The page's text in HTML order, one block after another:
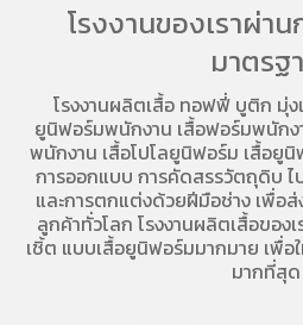
โรงงานของเราผ่า
มาตรฐ
โรงงานผลิตเสื้อ ทอฟฟี่ บูติก มุ่ง
ยูนิฟอร์มพนักงาน เสื้อฟอร์มพนักง
พนักงาน เสื้อโปโลยูนิฟอร์ม เสื้อยู
การออกแบบ การคัดสรรวัตถุดิบ ไ
และการตกแต่งด้วยฝีมือช่าง เพื่อ
ลูกค้าทั่วโลก โรงงานผลิตเสื้อของเ
เชิ้ต แบบเสื้อยูนิฟอร์มมากมาย เพื่
มากที่สุด